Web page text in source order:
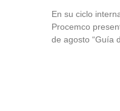
En su ciclo
Procemco
de agosto “Guía